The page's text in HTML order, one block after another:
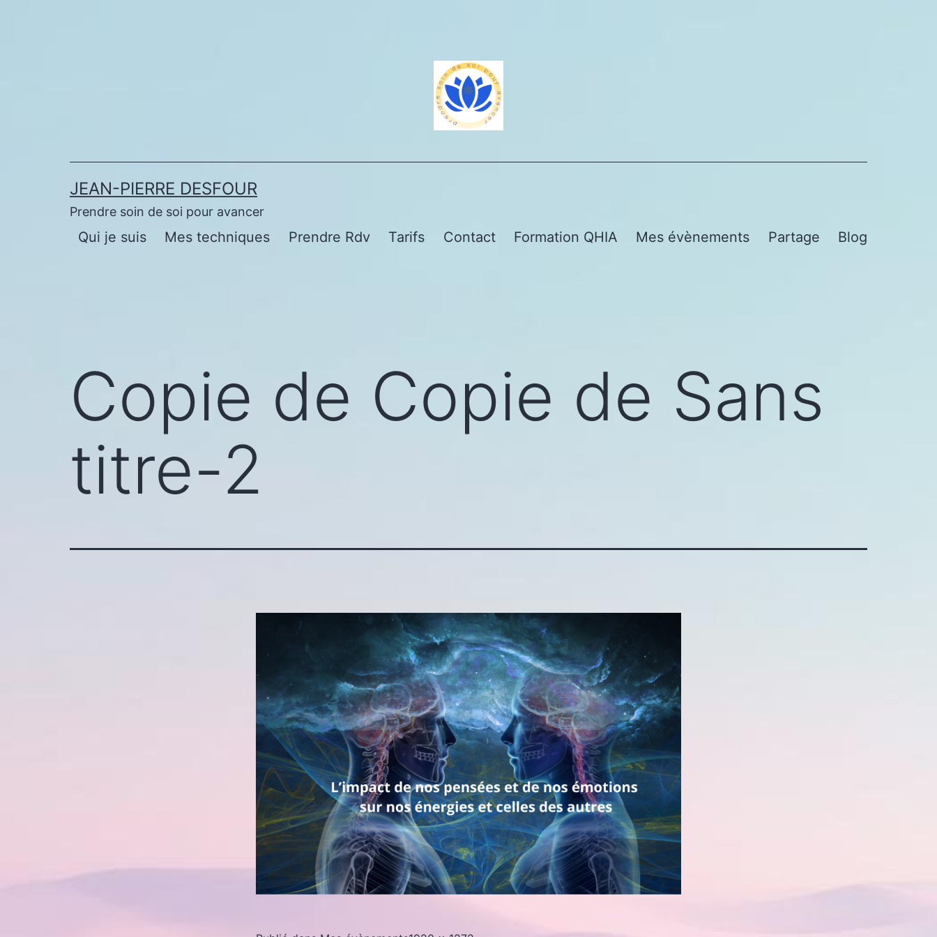
JEAN-PIERRE DESFOUR
Prendre soin de soi pour avancer
Qui je suis Mes techniques Prendre Rdv Tarifs Contact Formation QHIA Mes évènements Partage Blog
Copie de Copie de Sans
titre-2